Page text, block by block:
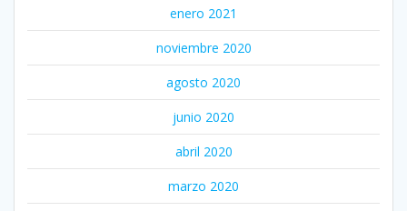
enero 2021
noviembre 2020
agosto 2020
junio 2020
abril 2020
marzo 2020